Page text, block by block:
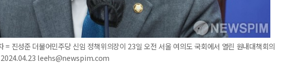
= 진성준 더불어민주당 신임 정책위의장이 23일 오전 서울 여의도 국회에서 열린 원내대책회의
2024.04.23 leehs@newspim.com